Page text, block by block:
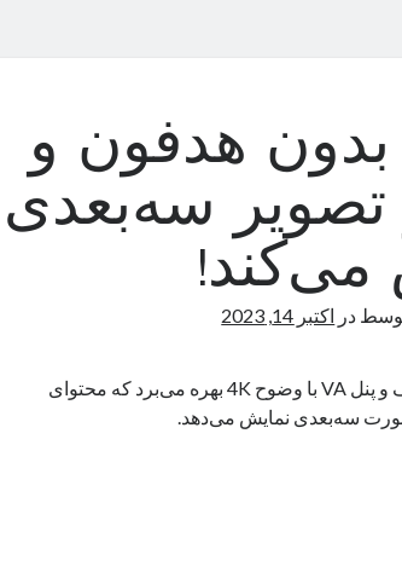
بدون هدفون و
تصویر سه‌بعدی
در اکتبر 14, 2023
مانیتور ۲۷ اینچی ایسر از حسگرهای مختلف و پنل VA با وضوح 4K بهره می‌برد که محتوای
سه‌بعدی نمایش می‌دهد.